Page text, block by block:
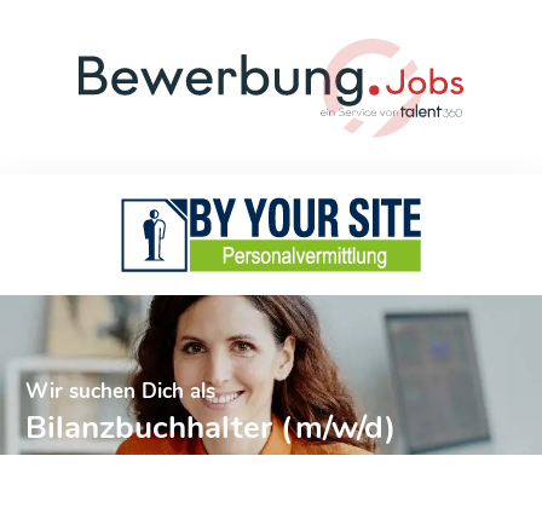
Wir suchen Dich als
Bilanzbuchhalter (m/w/d)